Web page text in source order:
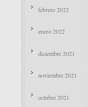
febrero 2022
enero 2022
diciembre 2021
noviembre 2021
octubre 2021